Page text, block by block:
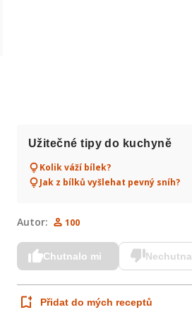
Užitečné tipy do kuchyně
Kolik váží bílek?
Jak z bílků vyšlehat pevný sníh?
Autor: 100
Chutnalo mi
Přidat do mých receptů